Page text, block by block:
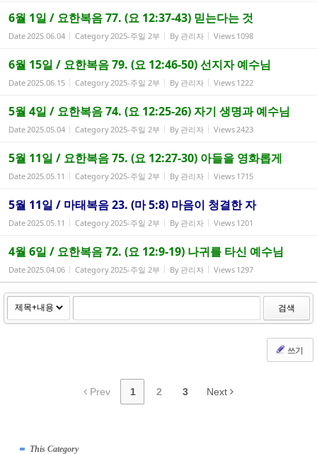
6월 1일 / 요한복음 77. (요 12:37-43) 믿는다는 것
Date2025.06.04 Category2025-주일 2부 By 관리자 Views 1098
6월 15일 / 요한복음 79. (요 12:46-50) 선지자 예수님
Date2025.06.15 Category2025-주일 2부 By 관리자 Views 1222
5월 4일 / 요한복음 74. (요 12:25-26) 자기 생명과 예수님
Date2025.05.04 Category2025-주일 2부 By 관리자 Views2423
5월 11일 / 요한복음 75. (요 12:27-30) 아들을 영화롭게
Date2025.05.11 Category2025-주일 2부 By 관리자 Views 1715
5월 11일 / 마태복음 23. (마 5:8) 마음이 청결한 자
Date2025.05.11 Category2025-주일 2부 By 관리자 Views 1201
4월 6일 / 요한복음 72. (요 12:9-19) 나귀를 타신 예수님
Date2025.04.06 Category2025-주일 2부 By 관리자 Views 1297
검색
쓰기
Prev 1 2 3 Next
This Category